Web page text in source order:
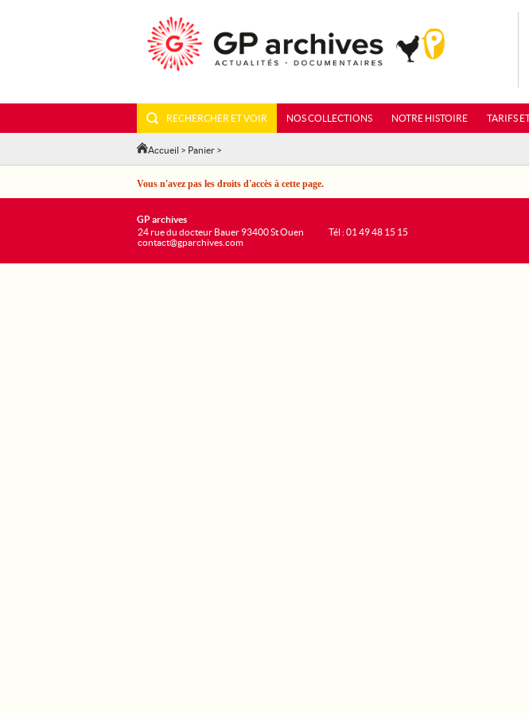
RECHERCHER ET VOIR NOS COLLECTIONS NOTRE HISTOIRE TARIFS
Accueil > Panier >
Vous n'avez pas les droits d'accès à cette page.
GP archives
24 rue du docteur Bauer 93400 St Ouen
contact@gparchives.com
Tél : 01 49 48 15 15